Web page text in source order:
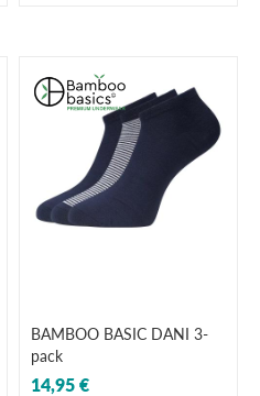
BAMBOO BASIC DANI 3-
pack
14,95 €